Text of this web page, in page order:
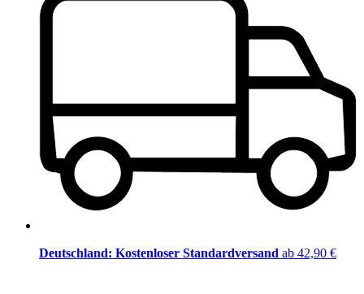
Deutschland: Kostenloser Standardversand ab 42,90 €